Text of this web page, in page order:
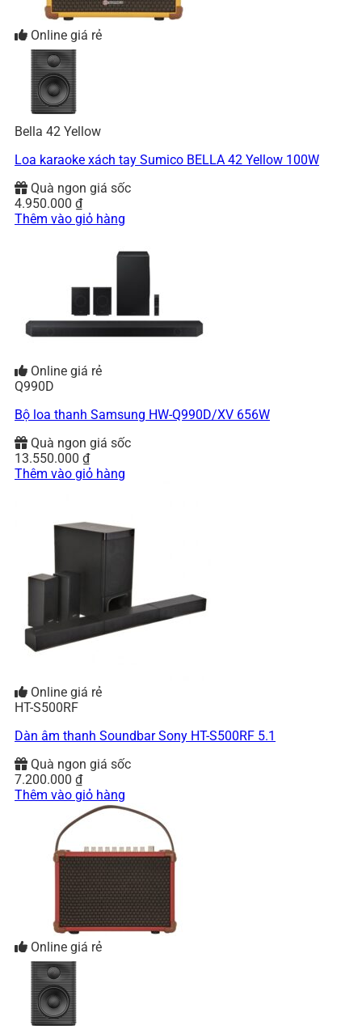
Online giá rẻ
Bella 42 Yellow
Loa karaoke xách tay Sumico BELLA 42 Yellow 100W
Quà ngon giá sốc
4.950.000 ₫
Thêm vào giỏ hàng
Online giá rẻ
Q990D
Bộ loa thanh Samsung HW-Q990D/XV 656W
Quà ngon giá sốc
13.550.000 ₫
Thêm vào giỏ hàng
Online giá rẻ
HT-S500RF
Dàn âm thanh Soundbar Sony HT-S500RF 5.1
Quà ngon giá sốc
7.200.000 ₫
Thêm vào giỏ hàng
Online giá rẻ